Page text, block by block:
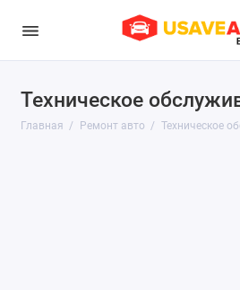
Техническое
Главная Ремонт авто Техническое
Диагностика